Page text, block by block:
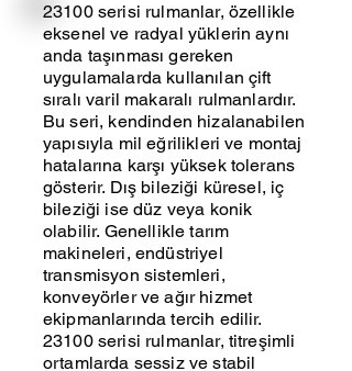
23100 serisi rulmanlar, özellikle
eksenel ve radyal yüklerin aynı
anda taşınması gereken
uygulamalarda kullanılan çift
sıralı varil makaralı rulmanlardır.
Bu seri, kendinden hizalanabilen
yapısıyla mil eğrilikleri ve montaj
hatalarına karşı yüksek tolerans
gösterir. Dış bileziği küresel, iç
bileziği ise düz veya konik
olabilir. Genellikle tarım
makineleri, endüstriyel
transmisyon sistemleri,
konveyörler ve ağır hizmet
ekipmanlarında tercih edilir.
23100 serisi rulmanlar, titreşimli
ortamlarda sessiz ve stabil